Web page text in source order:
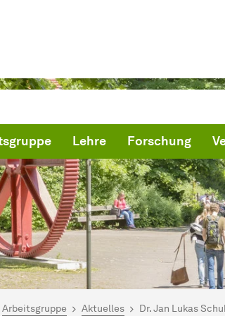
Lehre Forschung
hier: TU Dortmund
Arbeitsgruppe Aktuelles Dr. Jan Lukas